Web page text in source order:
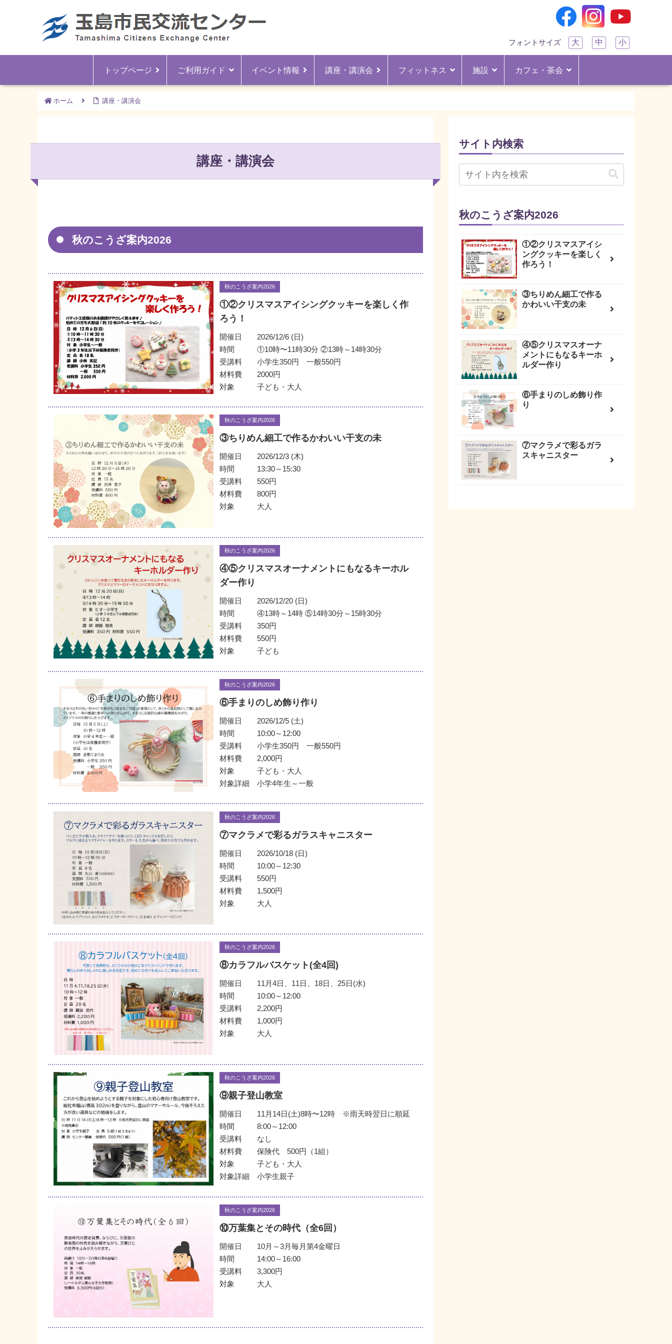
フォントサイズ 大 中 小
トップページ ご利用ガイド イベント情報 講座・講演会 フィットネス 施設 カフェ・茶会
ホーム 講座・講演会
講座・講演会
秋のこうざ案内2026
秋のこうざ案内2026
①②クリスマスアイシングクッキーを楽しく作
ろう！
開催日
2026/12/6 (日)
時間
①10時〜11時30分 ②13時～14時30分
受講料
小学生350円 一般550円
材料費
2000円
対象
子ども・大人
秋のこうざ案内2026
③ちりめん細工で作るかわいい干支の未
開催日
2026/12/3 (木)
時間
13:30～15:30
受講料
550円
材料費
800円
対象
大人
秋のこうざ案内2026
④⑤クリスマスオーナメントにもなるキーホル
ダー作り
開催日
2026/12/20 (日)
時間
④13時～14時 ⑤14時30分～15時30分
受講料
350円
材料費
550円
対象
子ども
秋のこうざ案内2026
⑥手まりのしめ飾り作り
開催日
2026/12/5 (土)
時間
10:00～12:00
受講料
小学生350円 一般550円
材料費
2,000円
対象
子ども・大人
対象詳細
小学4年生～一般
秋のこうざ案内2026
⑦マクラメで彩るガラスキャニスター
開催日
2026/10/18 (日)
時間
10:00～12:30
受講料
550円
材料費
1,500円
対象
大人
秋のこうざ案内2026
⑧カラフルバスケット(全4回)
開催日
11月4日、11日、18日、25日(水)
時間
10:00～12:00
受講料
2,200円
材料費
1,000円
対象
大人
秋のこうざ案内2026
⑨親子登山教室
開催日
11月14日(土)8時〜12時 ※雨天時翌日に順延
時間
8:00～12:00
受講料
なし
材料費
保険代 500円（1組）
対象
子ども・大人
対象詳細
小学生親子
秋のこうざ案内2026
⑩万葉集とその時代（全6回）
開催日
10月～3月毎月第4金曜日
時間
14:00～16:00
受講料
3,300円
対象
大人
サイト内検索
秋のこうざ案内2026
①②クリスマスアイシ
ングクッキーを楽しく
作ろう！
③ちりめん細工で作る
かわいい干支の未
④⑤クリスマスオーナ
メントにもなるキーホ
ルダー作り
⑥手まりのしめ飾り作
り
⑦マクラメで彩るガラ
スキャニスター